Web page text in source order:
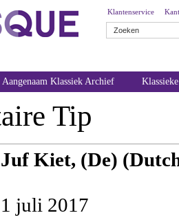
Klantenservice
Aangenaam Klassiek Archief
Tip
Kiet, (De)
juli 2017